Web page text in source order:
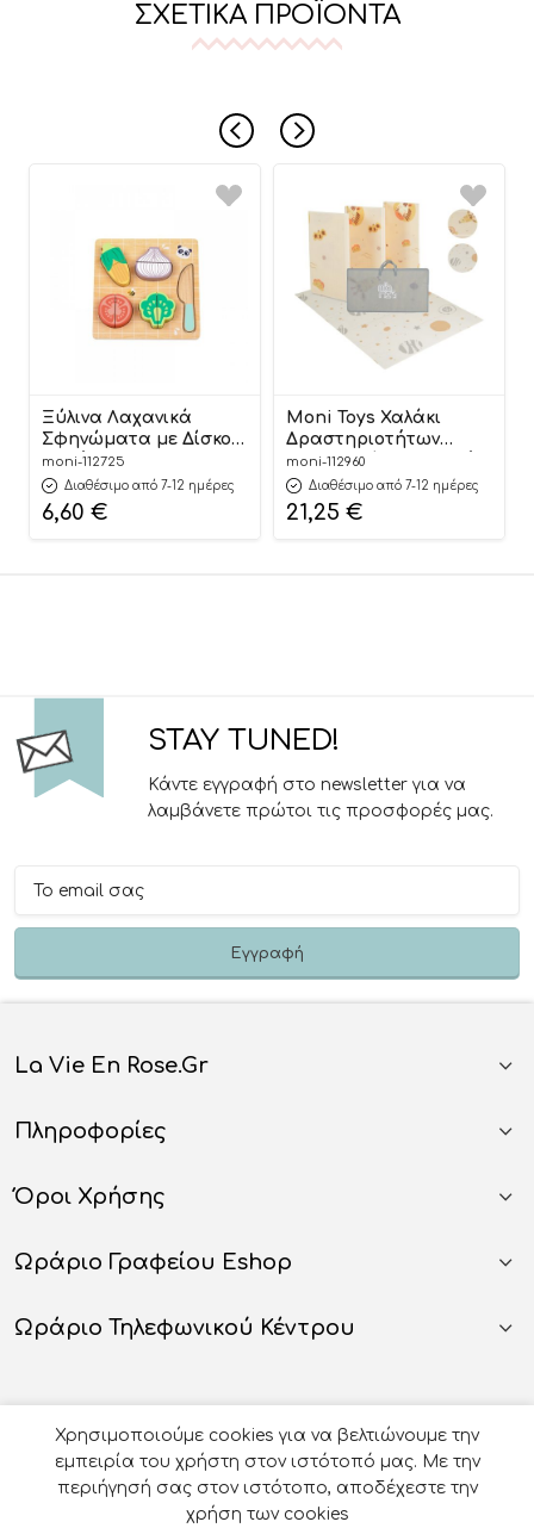
ΣΧΕΤΙΚΆ ΠΡΟΪΌΝΤΑ
Ξύλινα Λαχανικά
Σφηνώματα με Δίσκο
Κοπής HP020
6976831551445 12m+ – Hi
Pando
moni-112725
Διαθέσιμο από 7-12 ημέρες
6,60 €
Moni Toys Χαλάκι
Δραστηριοτήτων
Αναδιπλούμενο Διπλής
Όψης (150×200εκ) XPE
Vast Planet
3801005603046
moni-112960
Διαθέσιμο από 7-12 ημέρες
21,25 €
STAY TUNED!
Κάντε εγγραφή στο newsletter για να
λαμβάνετε πρώτοι τις προσφορές μας.
La Vie En Rose.gr
Πληροφορίες
Όροι Χρήσης
Ωράριο Γραφείου Eshop
Ωράριο Τηλεφωνικού Κέντρου
Χρησιμοποιούμε cookies για να βελτιώνουμε την
εμπειρία του χρήστη στον ιστότοπό μας. Με την
περιήγησή σας στον ιστότοπο, αποδέχεστε την
χρήση των cookies